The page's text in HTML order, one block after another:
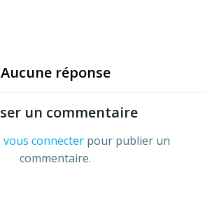
Aucune réponse
un commentaire
vous connecterpour publier un
commentaire.